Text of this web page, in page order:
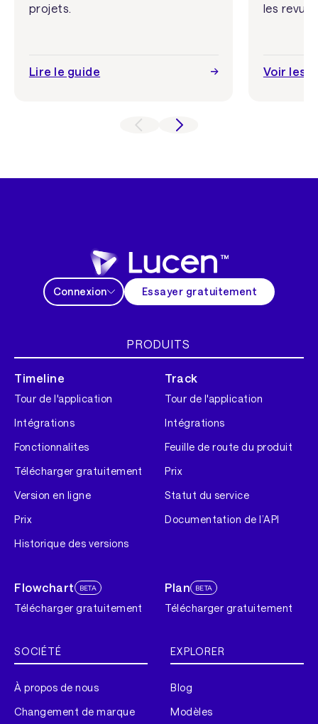
projets.
Lire le guide
les
Voir les
Connexion Essayer gratuitement
PRODUITS
Timeline
Tour de l'application
Intégrations
Fonctionnalites
Télécharger gratuitement
Version en ligne
Prix
Historique des versions
Track
Tour de l'application
Intégrations
Feuille de route du produit
Prix
Statut du service
Documentation de l’API
Flowchart BETA
Télécharger gratuitement
Plan BETA
Télécharger gratuitement
SOCIÉTÉ
À propos de nous
Changement de marque
EXPLORER
Blog
Modèles